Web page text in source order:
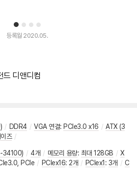
1 2 3 4
등록월 2020.05.
디앤디컴
/ DDR4 / VGA 연결: PCIe3.0 x16 / ATX (3
즈 /
34100) / 4개 / 메모리 용량: 최대 128GB / X
PCIe / PCIex16: 2개 / PCIex1 : 3개 / C